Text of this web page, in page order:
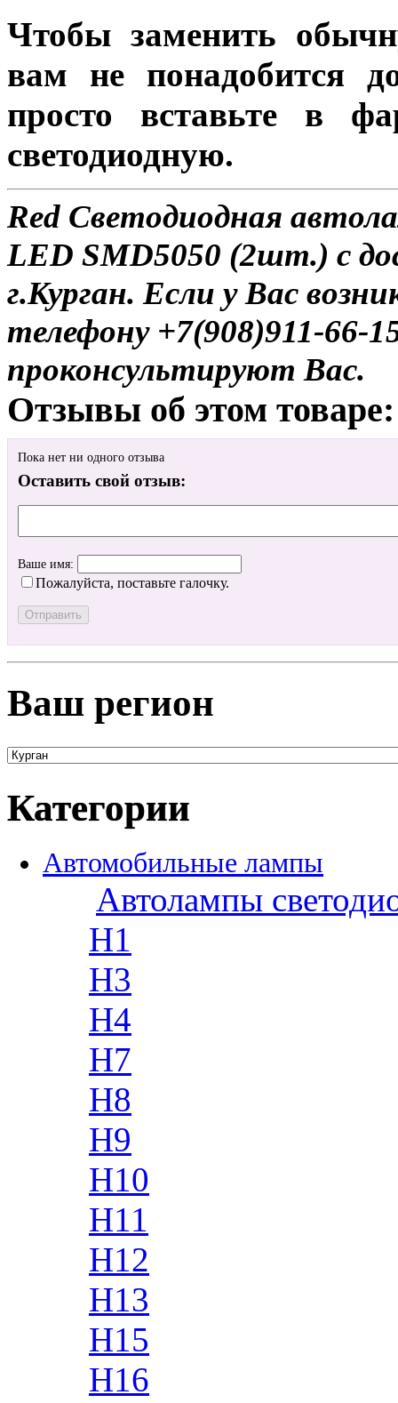
Чтобы заменить
вам не понадобится
просто вставьте в
светодиодную.
Red Светодиодная
LED SMD5050 (2шт.) с
г.Курган. Если у Вас
телефону +7(908)911-
проконсультируют Вас.
Отзывы об этом товаре:
Пока нет ни одного отзыва
Оставить свой отзыв:
Ваше имя:
Пожалуйста, поставьте галочку.
Ваш регион
Категории
Автомобильные лампы
Автолампы
H1
H3
H4
H7
H8
H9
H10
H11
H12
H13
H15
H16